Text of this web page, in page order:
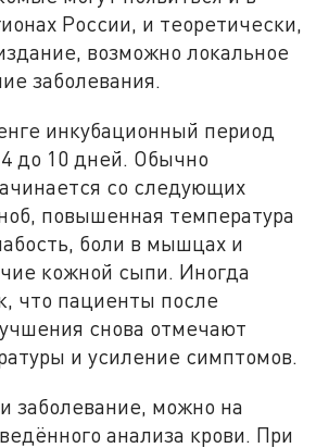
России, и теоретически,
возможно локальное
заболевания.
инкубационный период
до 10 дней. Обычно
со следующих
повышенная температура
боли в мышцах и
кожной сыпи. Иногда
что пациенты после
снова отмечают
и усиление симптомов.
заболевание, можно на
анализа крови. При